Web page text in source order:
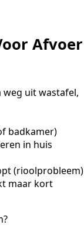
Afvoer
uit wastafel,
badkamer)
in huis
(rioolprobleem)
maar kort